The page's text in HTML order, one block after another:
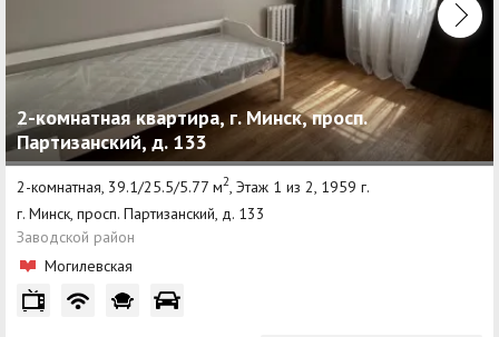
2-комнатная квартира, г. Минск, просп.
Партизанский, д. 133
2-комнатная, 39.1/25.5/5.77 м2, Этаж 1 из 2, 1959 г.
г. Минск, просп. Партизанский, д. 133
Заводской район
Могилевская